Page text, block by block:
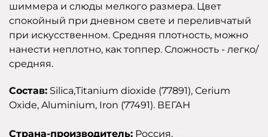
шиммера и слюды мелкого размера. Цвет
спокойный при дневном свете и переливчатый
при искусственном. Средняя плотность, можно
нанести неплотно, как топпер. Сложность - легко/
средняя.
Состав: Silica,Titanium dioxide (77891), Сerium
Oxide, Aluminium, Iron (77491). ВЕГАН
Страна-производитель: Россия.